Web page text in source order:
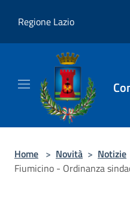
Regione Lazio
Home > Novità > Notizie
Fiumicino - Ordinanza